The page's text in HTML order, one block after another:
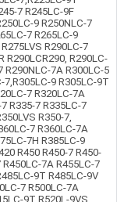
7 R245LC-9F
9 R250NLC-7
7 R265LC-9
R290LC-7
R290LCR290, R290LC-
R290NLC-7A R300LC-5
7,R305LC-9 R305LC-9T
7 R320LC-7A
R335-7 R335LC-7
R350-7,
7 R360LC-7A
7H R385LC-9
R450 R450-7 R450-
7A R455LC-7
9T R485LC-9V
7 R500LC-7A
9T R520L-9VS